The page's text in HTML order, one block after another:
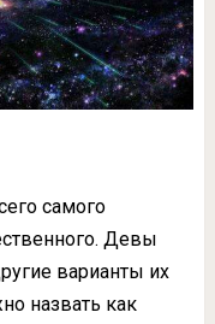
самого
Девы
варианты их
назвать как